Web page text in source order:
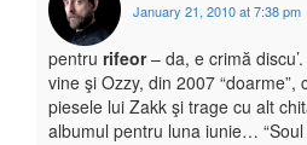
January 21, 2010 at 7:38 pm
pentru rifeor– da, e crimă discu’.
vine şi Ozzy, din 2007 “doarme”,
piesele lui Zakk şi trage cu alt
albumul pentru luna iunie… “Soul